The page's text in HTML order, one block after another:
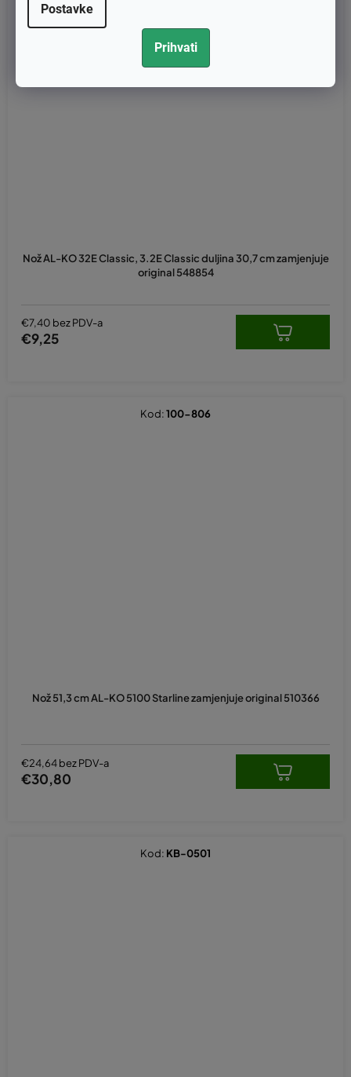
Postavke
Prihvati
Nož AL-KO 32E Classic, 3.2E Classic duljina 30,7 cm zamjenjuje
original 548854
€7,40 bez PDV-a
€9,25
Nož 51,3 cm AL-KO 5100 Starline zamjenjuje original 510366
€24,64 bez PDV-a
€30,80
Kod:100-806
Kod: KB-0501